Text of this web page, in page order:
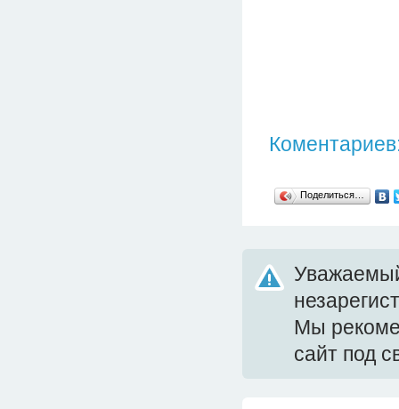
Поделиться…
Мы
сайт под